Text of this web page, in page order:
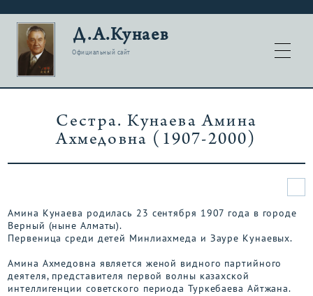
Д.А.Кунаев
Официальный сайт
Сестра. Кунаева Амина
Ахмедовна (1907-2000)
Амина Кунаева родилась 23 сентября 1907 года в городе
Верный (ныне Алматы).
Первеница среди детей Минлиахмеда и Зауре Кунаевых.
Амина Ахмедовна является женой видного партийного
деятеля, представителя первой волны казахской
интеллигенции советского периода Туркебаева Айтжана.